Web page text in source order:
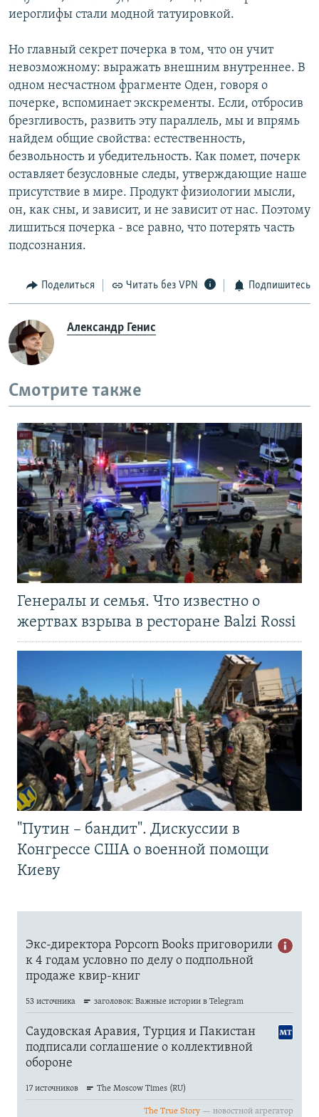
иероглифы стали модной татуировкой.
Но главный секрет почерка в том, что он учит
невозможному: выражать внешним внутреннее. В
одном несчастном фрагменте Оден, говоря о
почерке, вспоминает экскременты. Если, отбросив
брезгливость, развить эту параллель, мы и впрямь
найдем общие свойства: естественность,
безвольность и убедительность. Как помет, почерк
оставляет безусловные следы, утверждающие наше
присутствие в мире. Продукт физиологии мысли,
он, как сны, и зависит, и не зависит от нас. Поэтому
лишиться почерка - все равно, что потерять часть
подсознания.
Поделиться Читать без VPN Подпишитесь
Александр Генис
Смотрите также
Генералы и семья. Что известно о
жертвах взрыва в ресторане Balzi Rossi
"Путин – бандит". Дискуссии в
Конгрессе США о военной помощи
Киеву